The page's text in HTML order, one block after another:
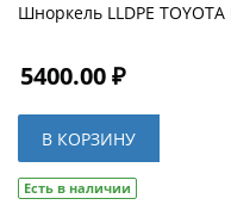
Шноркель LLDPE
5400.00 ₽
В КОРЗИНУ
Есть в наличии